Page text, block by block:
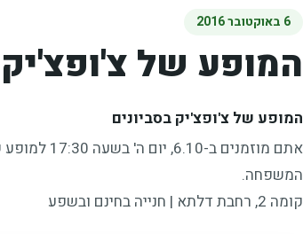
6 באוקטובר 2016
המופע של צ'ופצ'יק
המופע של צ'ופצ'יק בסביונים
אתם
המשפחה.
קומה 2, רחבת דלתא | חנייה בחינם ובשפע